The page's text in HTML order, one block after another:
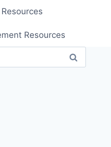
Resources